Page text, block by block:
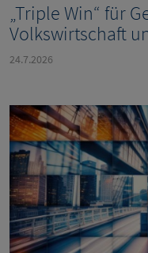
„Triple Win“ für
Volkswirtschaft
24.7.2026